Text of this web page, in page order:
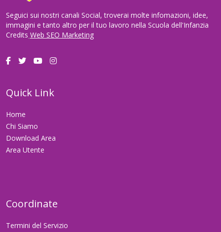
Seguici sui nostri canali Social, troverai molte infomazioni, idee,
immagini e tanto altro per il tuo lavoro nella Scuola dell'Infanzia
Credits Web SEO Marketing
Quick Link
Home
Chi Siamo
Download Area
Area Utente
Coordinate
Termini del Servizio